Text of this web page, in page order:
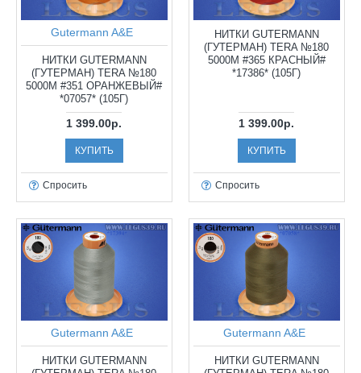
Gutermann A&E
НИТКИ GUTERMANN
(ГУТЕРМАН) TERA №180
5000М #351 ОРАНЖЕВЫЙ#
*07057* (105Г)
1 399.00р.
КУПИТЬ
Спросить
НИТКИ GUTERMANN
(ГУТЕРМАН) TERA №180
5000М #365 КРАСНЫЙ#
*17386* (105Г)
1 399.00р.
КУПИТЬ
Спросить
Gutermann A&E
НИТКИ GUTERMANN
Gutermann A&E
НИТКИ GUTERMANN